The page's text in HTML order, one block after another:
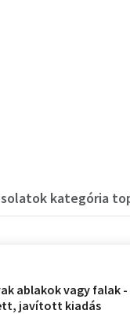
kategória
ablakok vagy falak -
javított kiadás